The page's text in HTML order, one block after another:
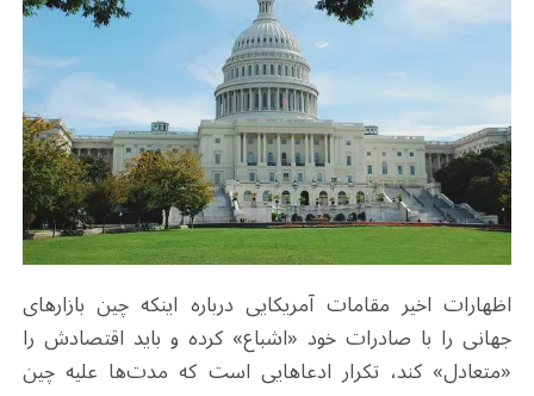
اظهارات اخیر مقامات آمریکایی درباره اینکه چین بازارهای
جهانی را با صادرات خود «اشباع» کرده و باید اقتصادش را
«متعادل» کند، تکرار ادعاهایی است که مدت‌ها علیه چین